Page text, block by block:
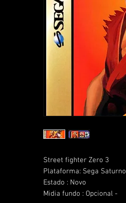
Street fighter Zero 3
Plataforma: Sega Saturno
Estado : Novo
Midia fundo : Opcional -